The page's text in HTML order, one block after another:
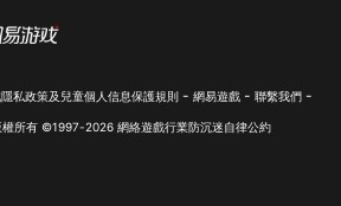
私政策及兒童個人信息保護規則 - 網易遊戲 - 聯繫我們 -
權所有 ©1997-2026 網絡遊戲行業防沉迷自律公約